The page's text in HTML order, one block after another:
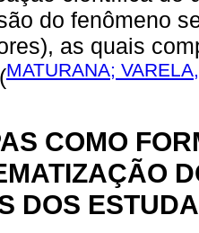
do fenômeno
as quais
MATURANA;
COMO
DOS